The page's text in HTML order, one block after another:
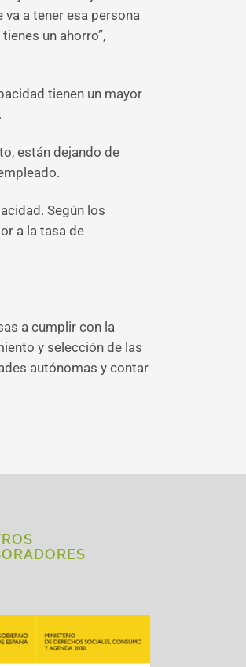
a tener esa persona
un ahorro”,
tienen un mayor
están dejando de
Según los
a la tasa de
a cumplir con la
y selección de las
autónomas y contar